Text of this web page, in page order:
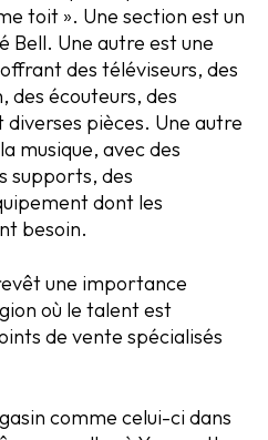
toit ». Une section est un
Bell. Une autre est une
des téléviseurs, des
des écouteurs, des
pièces. Une autre
musique, avec des
supports, des
dont les
besoin.
une importance
où le talent est
de vente spécialisés
comme celui-ci dans